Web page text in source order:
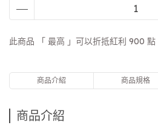
此商品 「 最高 」可以折抵紅利 900 點
商品介紹 商品規格
商品介紹